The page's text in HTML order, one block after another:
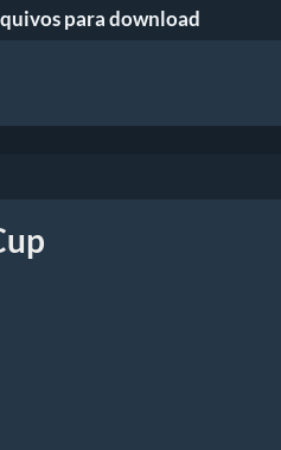
para download